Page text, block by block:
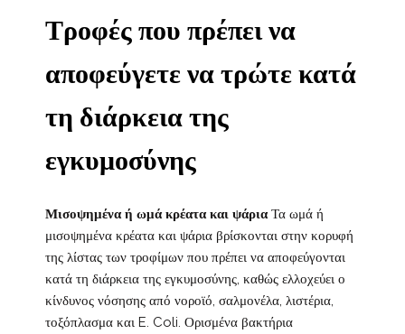
Τροφές που πρέπει να
αποφεύγετε να τρώτε κατά
τη διάρκεια της
εγκυμοσύνης
Μισοψημένα ή ωμά κρέατα και ψάριαΤα ωμά ή
μισοψημένα κρέατα και ψάρια βρίσκονται στην κορυφή
της λίστας των τροφίμων που πρέπει να αποφεύγονται
κατά τη διάρκεια της εγκυμοσύνης, καθώς ελλοχεύει ο
κίνδυνος νόσησης από νοροϊό, σαλμονέλα, λιστέρια,
τοξόπλασμα και E. Coli. Ορισμένα βακτήρια